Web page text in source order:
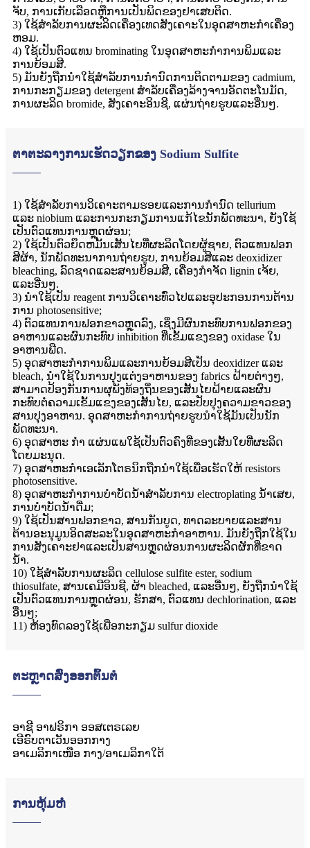
ຈັບ, ການເກັບເລືອດຫຼືການເປັນພິດຂອງຢາເສບຕິດ.
3) ໃຊ້ສໍາລັບການຜະລິດເຄື່ອງເທດສັງເຄາະໃນອຸດສາຫະກໍາເຄື່ອງ
ຫອມ.
4) ໃຊ້ເປັນຕົວແທນ brominating ໃນອຸດສາຫະກໍາການພິມແລະ
ການຍ້ອມສີ.
5) ມັນຍັງຖືກນໍາໃຊ້ສໍາລັບການກໍານົດການຕິດຕາມຂອງ cadmium,
ການກະກຽມຂອງ detergent ສໍາລັບເຄື່ອງລ້າງຈານອັດຕະໂນມັດ,
ການຜະລິດ bromide, ສັງເຄາະອິນຊີ, ແຜ່ນຖ່າຍຮູບແລະອື່ນໆ.
ຕາຕະລາງການເຮັດວຽກຂອງ Sodium Sulfite
1) ໃຊ້ສໍາລັບການວິເຄາະຕາມຮອຍແລະການກໍານົດ tellurium
ແລະ niobium ແລະການກະກຽມການແກ້ໄຂນັກພັດທະນາ, ຍັງໃຊ້
ເປັນຕົວແທນການຫຼຸດຜ່ອນ;
2) ໃຊ້ເປັນຕົວຍຶດຫມັ້ນເສັ້ນໄຍທີ່ຜະລິດໂດຍຜູ້ຊາຍ, ຕົວແທນຟອກ
ສີຜ້າ, ນັກພັດທະນາການຖ່າຍຮູບ, ການຍ້ອມສີແລະ deoxidizer
bleaching, ລົດຊາດແລະສານຍ້ອມສີ, ເຄື່ອງກໍາຈັດ lignin ເຈ້ຍ,
ແລະອື່ນໆ.
3) ນໍາໃຊ້ເປັນ reagent ການວິເຄາະທົ່ວໄປແລະອຸປະກອນການຕ້ານ
ການ photosensitive;
4) ຕົວແທນການຟອກຂາວຫຼຸດລົງ, ເຊິ່ງມີຜົນກະທົບການຟອກຂອງ
ອາຫານແລະຜົນກະທົບ inhibition ທີ່ເຂັ້ມແຂງຂອງ oxidase ໃນ
ອາຫານພືດ.
5) ອຸດສາຫະກໍາການພິມແລະການຍ້ອມສີເປັນ deoxidizer ແລະ
bleach, ນໍາໃຊ້ໃນການປຸງແຕ່ງອາຫານຂອງ fabrics ຝ້າຍຕ່າງໆ,
ສາມາດປ້ອງກັນການຜຸພັງທ້ອງຖິ່ນຂອງເສັ້ນໄຍຝ້າຍແລະຜົນ
ກະທົບຕໍ່ຄວາມເຂັ້ມແຂງຂອງເສັ້ນໄຍ, ແລະປັບປຸງຄວາມຂາວຂອງ
ສານປຸງອາຫານ. ອຸດສາຫະກໍາການຖ່າຍຮູບນໍາໃຊ້ມັນເປັນນັກ
ພັດທະນາ.
6) ອຸດສາຫະ ກຳ ແຜ່ນແພໃຊ້ເປັນຕົວຄົງທີ່ຂອງເສັ້ນໃຍທີ່ຜະລິດ
ໂດຍມະນຸດ.
7) ອຸດສາຫະກໍາເອເລັກໂຕຣນິກຖືກນໍາໃຊ້ເພື່ອເຮັດໃຫ້ resistors
photosensitive.
8​) ອຸດ​ສາ​ຫະ​ກໍາ​ການ​ບໍາ​ບັດ​ນ​້​ໍ​າ​ສໍາ​ລັບ​ການ electroplating ນ​້​ໍ​າ​ເສຍ​,
ການ​ບໍາ​ບັດ​ນ​້​ໍ​າ​ດື່ມ​;
9) ໃຊ້ເປັນສານຟອກຂາວ, ສານກັນບູດ, ທາດລະບາຍແລະສານ
ຕ້ານອະນຸມູນອິດສະລະໃນອຸດສາຫະກໍາອາຫານ. ມັນຍັງຖືກໃຊ້ໃນ
ການສັງເຄາະຢາແລະເປັນສານຫຼຸດຜ່ອນການຜະລິດຜັກທີ່ຂາດ
ນ້ໍາ.
10) ໃຊ້ສໍາລັບການຜະລິດ cellulose sulfite ester, sodium
thiosulfate, ສານເຄມີອິນຊີ, ຜ້າ bleached, ແລະອື່ນໆ, ຍັງຖືກນໍາໃຊ້
ເປັນຕົວແທນການຫຼຸດຜ່ອນ, ຮັກສາ, ຕົວແທນ dechlorination, ແລະ
ອື່ນໆ;
11) ຫ້ອງທົດລອງໃຊ້ເພື່ອກະກຽມ sulfur dioxide
ຕະຫຼາດສົ່ງອອກຕົ້ນຕໍ
ອາຊີ ອາຟຣິກາ ອອສເຕຣເລຍ
ເອີຣົບຕາເວັນອອກກາງ
ອາເມລິກາເໜືອ ກາງ/ອາເມລິກາໃຕ້
ການຫຸ້ມຫໍ່